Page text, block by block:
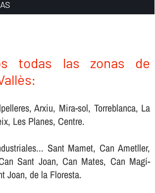
todas las zonas de
Arxiu, Mira-sol, Torreblanca, La
Les Planes, Centre.
Sant Mamet, Can Ametller,
Sant Joan, Can Mates, Can Magí-
Joan, de la Floresta.